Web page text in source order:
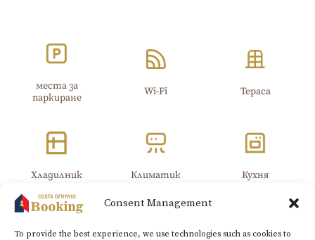
Consent Management
To provide the best experience, we use technologies such as cookies to
места за
паркиране
Wi-Fi​ Тераса
Хладилник Климатик Кухня